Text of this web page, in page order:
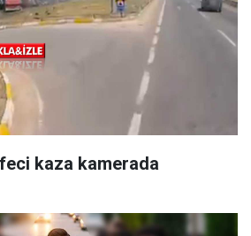
feci kaza kamerada